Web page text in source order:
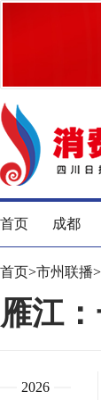
首页 成都
首页>市州联播>
雁江
2026